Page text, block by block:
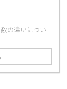
の違いについ